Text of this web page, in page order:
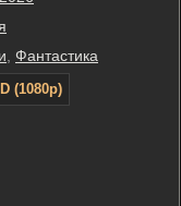
Фантастика
(1080p)